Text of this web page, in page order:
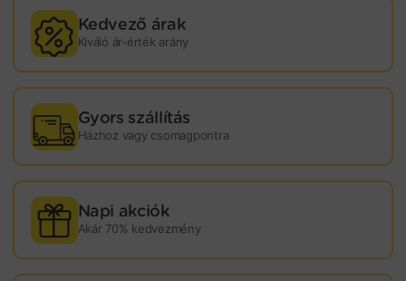
Kedvező árak
Kiváló ár-érték arány
Gyors szállítás
Házhoz vagy csomagpontra
Napi akciók
Akár 70% kedvezmény